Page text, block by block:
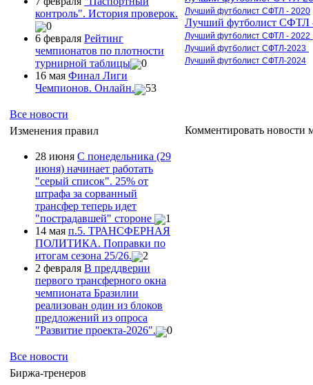
контроль". История проверок.
0
6 февраля Рейтинг
чемпионатов по плотности
турнирной таблицы
0
16 мая Финал Лиги
Чемпионов. Онлайн.
53
Все новости
Изменения правил
28 июня С понедельника (29
июня) начинает работать
"серый список". 25% от
штрафа за сорванный
трансфер теперь идет
"пострадавшей" стороне
1
14 мая п.5. ТРАНСФЕРНАЯ
ПОЛИТИКА. Поправки по
итогам сезона 25/26.
2
2 февраля В преддверии
первого трансферного окна
чемпионата Бразилии
реализован один из блоков
предложений из опроса
"Развитие проекта-2026".
0
Все новости
Биржа-тренеров
Лучший футболист СФТЛ - 2020
Лучший футболист СФТЛ
Лучший футболист СФТЛ - 2022
Лучший футболист СФТЛ-2023
Лучший футболист СФТЛ-2024
Комментировать новости